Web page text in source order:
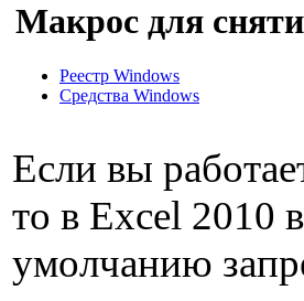
Макрос для
Реестр Windows
Средства Windows
Если вы
то в Excel 2010
умолчанию